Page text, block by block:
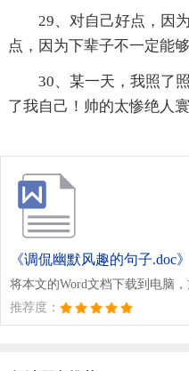
29、对自己好点，因
点，因为下辈子不一定能够
30、某一天，我照了
了我自己！帅的太惨绝人寰
《调侃幽默风趣的句子.doc》
将本文的Word文档下载到电脑
推荐度：